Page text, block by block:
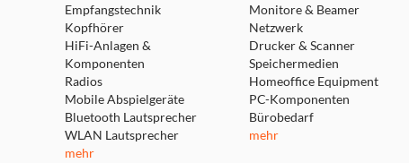
Empfangstechnik
Kopfhörer
HiFi-Anlagen &
Komponenten
Radios
Mobile Abspielgeräte
Bluetooth Lautsprecher
WLAN Lautsprecher
mehr
Monitore & Beamer
Netzwerk
Drucker & Scanner
Speichermedien
Homeoffice Equipment
PC-Komponenten
Bürobedarf
mehr